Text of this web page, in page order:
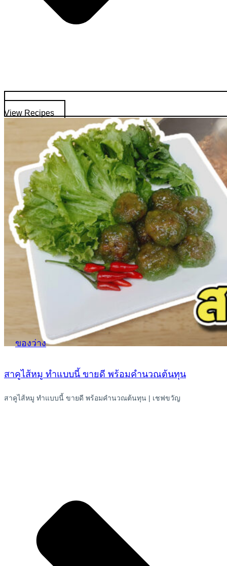
View Recipes
ของว่าง
สาคูไส้หมู ทำแบบนี้ ขายดี พร้อมคำนวณต้นทุน
สาคูไส้หมู ทำแบบนี้ ขายดี พร้อมคำนวณต้นทุน | เชฟขวัญ